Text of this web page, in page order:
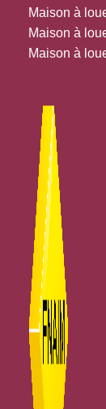
Maison à
Maison à
Maison à